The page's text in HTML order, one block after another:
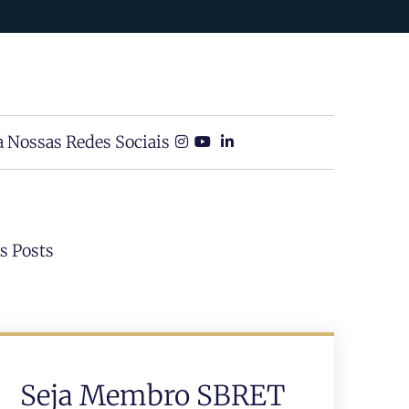
Nossas Redes Sociais
Posts
Seja Membro SBRET